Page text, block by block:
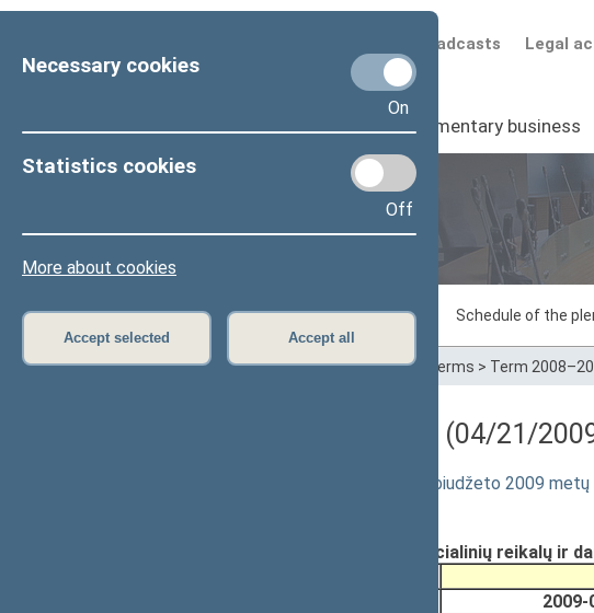
Necessary cookies
On
Statistics cookies
Off
More about cookies
Accept selected Accept all
Legal
Scheduled broadcasts
Seimas I Parliamentary business
Sitting in progress Plenary sittings Schedule of the
Home>Plenary sittings>Parliamentary terms > Term
Darbotvarkės klausimas (04/21/
Valstybinio socialinio draudimo fondo biudžeto 2009
Donatas JANKAUSKAS, Socialinių reikalų ir
2009-